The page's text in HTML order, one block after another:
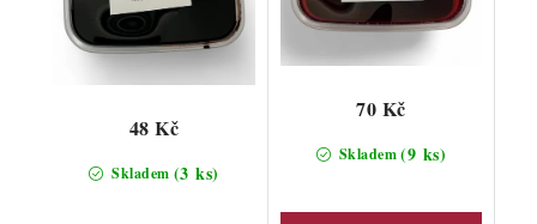
Skladem (3 ks)
48 Kč
Skladem(9 ks)
70 Kč